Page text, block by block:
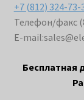
+7 (812) 324-73-
Телефон/факс
E-mail:
Бесплатная